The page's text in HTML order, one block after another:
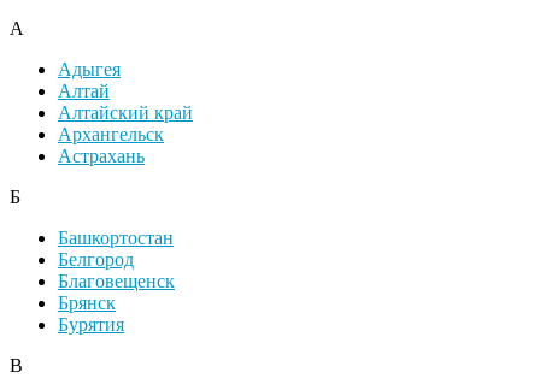
А
Адыгея
Алтай
Алтайский край
Архангельск
Астрахань
Б
Башкортостан
Белгород
Благовещенск
Брянск
Бурятия
В